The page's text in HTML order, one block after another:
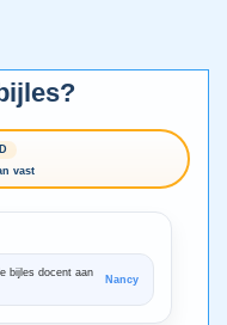
vast
bijles docent aan
Nancy